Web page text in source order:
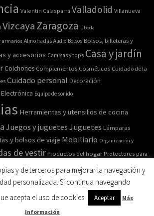
Valentin Calasparra Valladolid Villanueva
VizcayaZaragoza Úbeda
armarios Almohadas Audio Bolsos Bolsos, billeteras y
y accesorios Camisas y tops Casa y jardín
Colchones Complementos Cosméticos Cuidado de la
Cuidado personal Decoración
Electrónica Equipo de sonido
Herramientas y utensilios de cocina
Juegos y juguetes Juguetes Lámparas
y bolsos de viaje Mobiliario Organización y
de vestir Productos del hogar Protectores para
para comida
Relojes de pulsera y de
Ropa de casa Ropa deportiva
Ropa interior y
accesorios Salud y belleza
y de terceros para mejorar la navegación y
personalizada. Si continua navegando
acepta el uso de cookies.
Aceptar
Más
Información